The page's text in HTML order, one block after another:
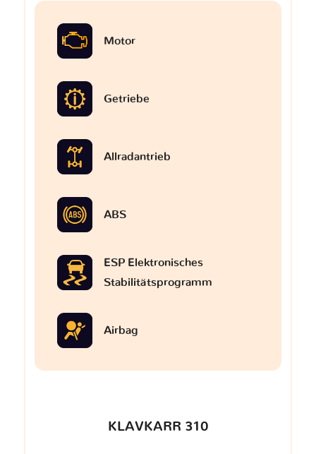
Motor
Getriebe
Allradantrieb
ABS
ESP Elektronisches
Stabilitätsprogramm
Airbag
KLAVKARR 310